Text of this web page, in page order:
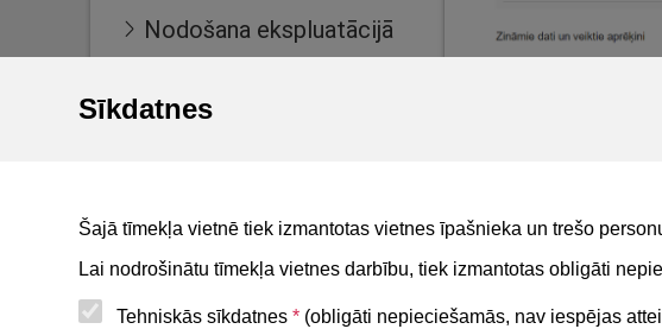
Sīkdatnes
Šajā tīmekļa vietnē tiek izmantotas vietnes īpašnieka un trešo
Lai nodrošinātu tīmekļa vietnes darbību, tiek izmantotas obligāti
Tehniskās sīkdatnes * (obligāti nepieciešamās, nav iespējas
Nodošana ekspluatācijā
Māju lietas
For non-residents